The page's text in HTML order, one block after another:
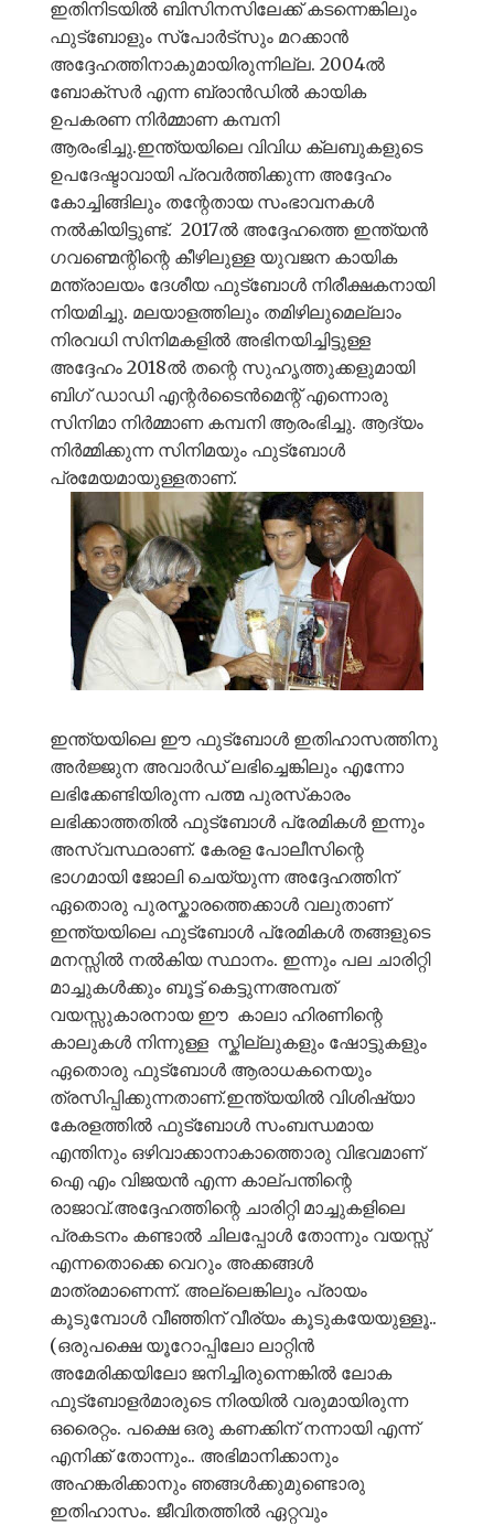
ഇതിനിടയിൽ ബിസിനസിലേക്ക് കടന്നെങ്കിലും
ഫുട്‍ബോളും സ്പോർട്സും മറക്കാൻ
അദ്ദേഹത്തിനാകുമായിരുന്നില്ല. 2004ൽ
ബോക്‌സർ എന്ന ബ്രാൻഡിൽ കായിക
ഉപകരണ നിർമ്മാണ കമ്പനി
ആരംഭിച്ചു.ഇന്ത്യയിലെ വിവിധ ക്ലബുകളുടെ
ഉപദേഷ്ടാവായി പ്രവർത്തിക്കുന്ന അദ്ദേഹം
കോച്ചിങ്ങിലും തന്റേതായ സംഭാവനകൾ
നൽകിയിട്ടുണ്ട്. 2017ൽ അദ്ദേഹത്തെ ഇന്ത്യൻ
ഗവണ്മെന്റിന്റെ കീഴിലുള്ള യുവജന കായിക
മന്ത്രാലയം ദേശീയ ഫുട്ബോൾ നിരീക്ഷകനായി
നിയമിച്ചു. മലയാളത്തിലും തമിഴിലുമെല്ലാം
നിരവധി സിനിമകളിൽ അഭിനയിച്ചിട്ടുള്ള
അദ്ദേഹം 2018ൽ തന്റെ സുഹൃത്തുക്കളുമായി
ബിഗ് ഡാഡി എന്റർടൈൻമെന്റ് എന്നൊരു
സിനിമാ നിർമ്മാണ കമ്പനി ആരംഭിച്ചു. ആദ്യം
നിർമ്മിക്കുന്ന സിനിമയും ഫുട്ബോൾ
പ്രമേയമായുള്ളതാണ്.
ഇന്ത്യയിലെ ഈ ഫുട്ബോൾ ഇതിഹാസത്തിനു
അർജ്ജുന അവാർഡ് ലഭിച്ചെങ്കിലും എന്നോ
ലഭിക്കേണ്ടിയിരുന്ന പത്മ പുരസ്‌കാരം
ലഭിക്കാത്തതിൽ ഫുട്ബോൾ പ്രേമികൾ ഇന്നും
അസ്വസ്ഥരാണ്. കേരള പോലീസിന്റെ
ഭാഗമായി ജോലി ചെയ്യുന്ന അദ്ദേഹത്തിന്
ഏതൊരു പുരസ്കാരത്തെക്കാൾ വലുതാണ്
ഇന്ത്യയിലെ ഫുട്ബോൾ പ്രേമികൾ തങ്ങളുടെ
മനസ്സിൽ നൽകിയ സ്ഥാനം. ഇന്നും പല ചാരിറ്റി
മാച്ചുകൾക്കും ബൂട്ട് കെട്ടുന്നഅമ്പത്
വയസ്സുകാരനായ ഈ കാലാ ഹിരണിന്റെ
കാലുകൾ നിന്നുള്ള സ്കില്ലുകളും ഷോട്ടുകളും
ഏതൊരു ഫുട്ബോൾ ആരാധകനെയും
ത്രസിപ്പിക്കുന്നതാണ്.ഇന്ത്യയിൽ വിശിഷ്യാ
കേരളത്തിൽ ഫുട്ബോൾ സംബന്ധമായ
എന്തിനും ഒഴിവാക്കാനാകാത്തൊരു വിഭവമാണ്
ഐ എം വിജയൻ എന്ന കാല്പന്തിന്റെ
രാജാവ്.അദ്ദേഹത്തിന്റെ ചാരിറ്റി മാച്ചുകളിലെ
പ്രകടനം കണ്ടാൽ ചിലപ്പോൾ തോന്നും വയസ്സ്
എന്നതൊക്കെ വെറും അക്കങ്ങൾ
മാത്രമാണെന്ന്. അല്ലെങ്കിലും പ്രായം
കൂടുമ്പോൾ വീഞ്ഞിന് വീര്യം കൂടുകയേയുള്ളൂ..
(ഒരുപക്ഷെ യൂറോപ്പിലോ ലാറ്റിൻ
അമേരിക്കയിലോ ജനിച്ചിരുന്നെങ്കിൽ ലോക
ഫുട്ബോളർമാരുടെ നിരയിൽ വരുമായിരുന്ന
ഒരൈറ്റം. പക്ഷെ ഒരു കണക്കിന് നന്നായി എന്ന്
എനിക്ക് തോന്നും.. അഭിമാനിക്കാനും
അഹങ്കരിക്കാനും ഞങ്ങൾക്കുമുണ്ടൊരു
ഇതിഹാസം. ജീവിതത്തിൽ ഏറ്റവും